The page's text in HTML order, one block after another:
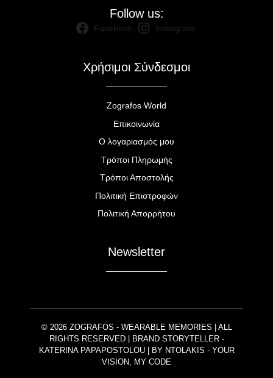
Follow us:
Facebook Instagram
Χρήσιμοι Σύνδεσμοι
Zografos World
Επικοινωνία
Ο λογαριασμός μου
Τρόποι Πληρωμής
Τρόποι Αποστολής
Πολιτική Επιστροφών
Πολιτική Απορρήτου
Newsletter
© 2026 ZOGRAFOS - WEARABLE MEMORIES | ALL
RIGHTS RESERVED | BRAND STORYTELLER -
KATERINA PAPAPOSTOLOU | BY NTOLAKIS - YOUR
VISION, MY CODE